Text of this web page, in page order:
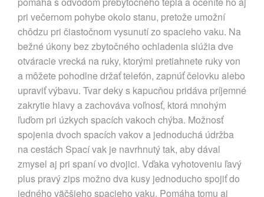
pri večernom pohybe okolo stanu, pretože umožní
chôdzu pri čiastočnom vysunutí zo spacieho vaku. Na
bežné úkony bez zbytočného ochladenia slúžia dve
otváracie vrecká na ruky, ktorými pretiahnete ruky von
a môžete pohodlne držať telefón, zapnúť čelovku alebo
upraviť výbavu. Tvar deky s kapucňou pridáva príjemné
zakrytie hlavy a zachováva voľnosť, ktorá mnohým
ľuďom pri úzkych spacích vakoch chýba. Možnosť
spojenia dvoch spacích vakov a jednoduchá údržba
na cestách Spací vak je navrhnutý tak, aby dával
zmysel aj pri spaní vo dvojici. Vďaka vyhotoveniu ľavý
plus pravý zips možno dva kusy jednoducho spojiť do
jedného väčšieho spacieho vaku. Pomáha tomu aj